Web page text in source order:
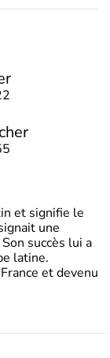
et signifie le
une
succès lui a
latine.
et devenu